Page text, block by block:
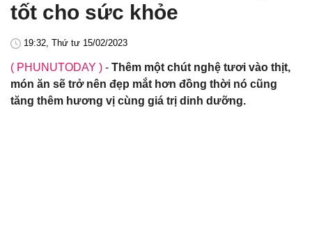
tốt cho sức khỏe
19:32, Thứ tư 15/02/2023
( PHUNUTODAY ) - Thêm một chút nghệ tươi vào thịt,
món ăn sẽ trở nên đẹp mắt hơn đồng thời nó cũng
tăng thêm hương vị cùng giá trị dinh dưỡng.